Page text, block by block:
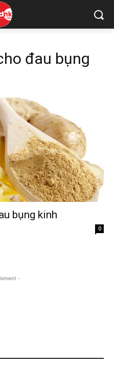
đau bụng
bụng kinh
0
-